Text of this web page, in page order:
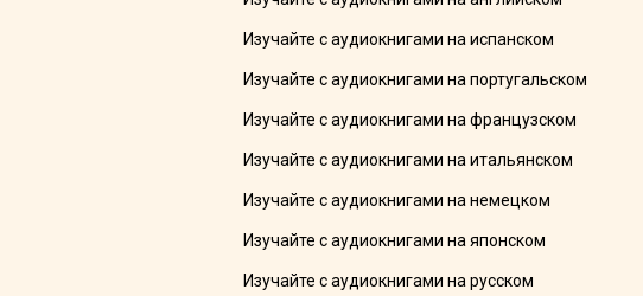
Изучайте с аудиокнигами на испанском
Изучайте с аудиокнигами на португальском
Изучайте с аудиокнигами на французском
Изучайте с аудиокнигами на итальянском
Изучайте с аудиокнигами на немецком
Изучайте с аудиокнигами на японском
Изучайте с аудиокнигами на русском